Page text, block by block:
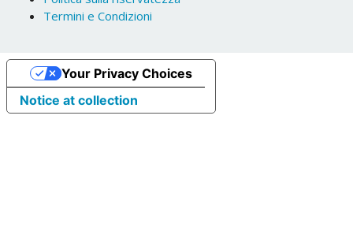
Termini e Condizioni
Notice at collection
Your Privacy Choices